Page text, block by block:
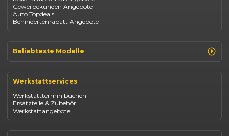
Gewerbekunden Angebote
Auto Topdeals
Behindertenrabatt Angebote
Beliebteste Modelle
Opel Corsa
Fiat 500
Dacia Duster
Dacia Sandero
Jeep Compass
Werkstattservices
Werkstatttermin buchen
Ersatzteile & Zubehör
Werkstattangebote